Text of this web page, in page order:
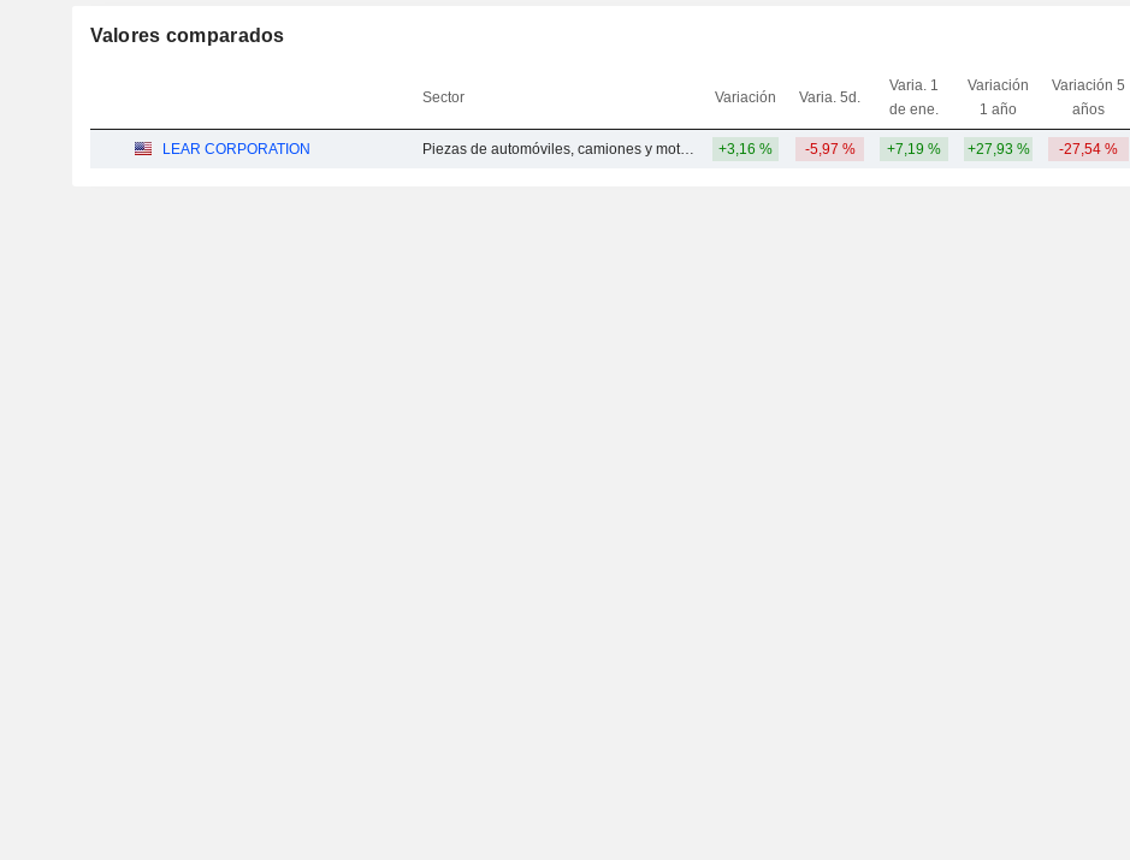
Valores comparados
Sector Variación Varia. 5d.
Varia. 1
de ene.
Variación
1 año
Variación 5
años
LEAR CORPORATION Piezas de automóviles, camiones y motocicletas - Otros +3,16 % -5,97 % +7,19 % +27,93 % -27,54 %